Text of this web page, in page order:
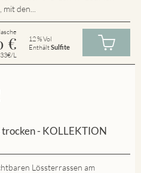
den...
€
L
12 % Vol
EnthältSulfite
- KOLLEKTION
Lössterrassen am